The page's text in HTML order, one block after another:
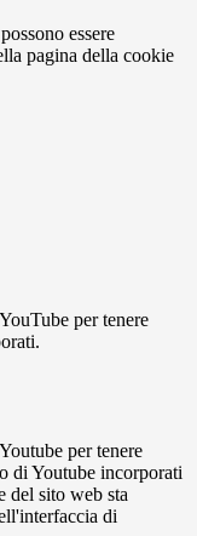
essere
pagina della cookie
per tenere
per tenere
di Youtube incorporati
del sito web sta
di